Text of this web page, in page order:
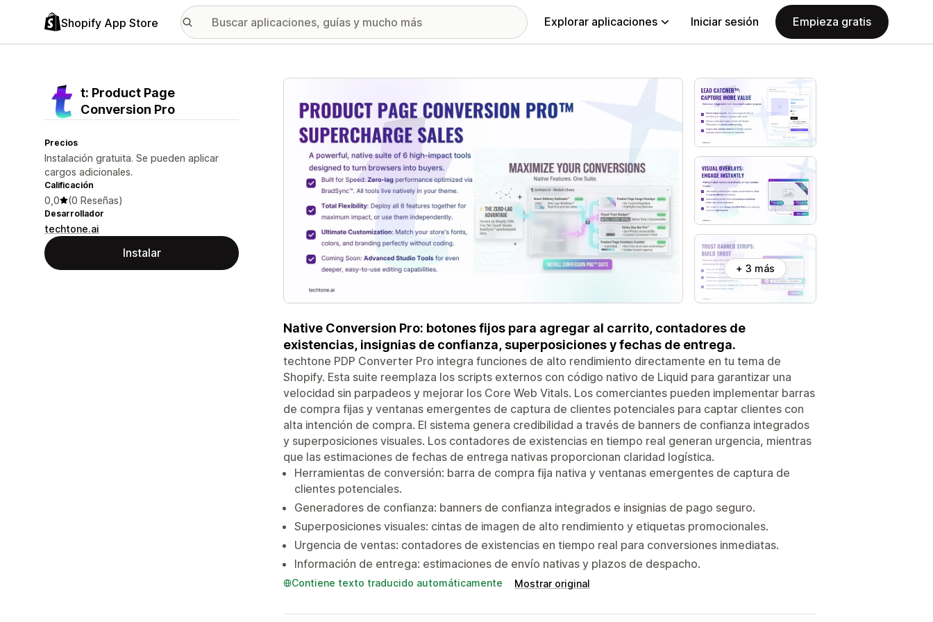
Shopify App Store Explorar aplicaciones Iniciar sesión Empieza gratis
t: Product Page
Conversion Pro
Precios
Instalación gratuita. Se pueden aplicar
cargos adicionales.
Calificación
0,0 (0 Reseñas)
Desarrollador
techtone.ai
Instalar
Galería de imágenes destacadas
+ 3 más
Native Conversion Pro: botones fijos para agregar al carrito, contadores de
existencias, insignias de confianza, superposiciones y fechas de entrega.
techtone PDP Converter Pro integra funciones de alto rendimiento directamente en tu tema de
Shopify. Esta suite reemplaza los scripts externos con código nativo de Liquid para garantizar una
velocidad sin parpadeos y mejorar los Core Web Vitals. Los comerciantes pueden implementar barras
de compra fijas y ventanas emergentes de captura de clientes potenciales para captar clientes con
alta intención de compra. El sistema genera credibilidad a través de banners de confianza integrados
y superposiciones visuales. Los contadores de existencias en tiempo real generan urgencia, mientras
que las estimaciones de fechas de entrega nativas proporcionan claridad logística.
Herramientas de conversión: barra de compra fija nativa y ventanas emergentes de captura de
clientes potenciales.
Generadores de confianza: banners de confianza integrados e insignias de pago seguro.
Superposiciones visuales: cintas de imagen de alto rendimiento y etiquetas promocionales.
Urgencia de ventas: contadores de existencias en tiempo real para conversiones inmediatas.
Información de entrega: estimaciones de envío nativas y plazos de despacho.
Contiene texto traducido automáticamente Mostrar original